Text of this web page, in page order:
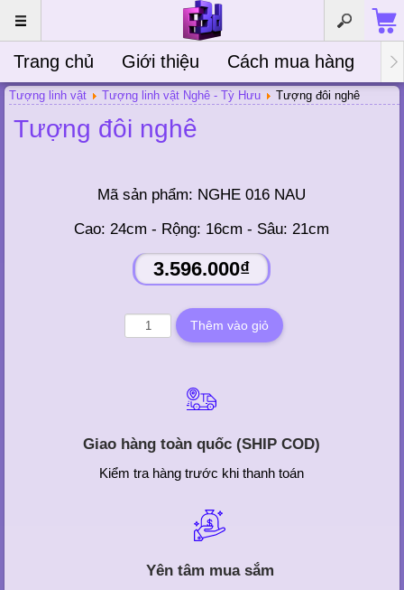
Trang chủ Giới thiệu Cách mua hàng
Tượng linh vật Tượng linh vật Nghê - Tỳ Hưu Tượng đôi nghê
Tượng đôi nghê
Mã sản phẩm: NGHE 016 NAU
Cao: 24cm - Rộng: 16cm - Sâu: 21cm
3.596.000₫
Giao hàng toàn quốc (SHIP COD)
Kiểm tra hàng trước khi thanh toán
Yên tâm mua sắm